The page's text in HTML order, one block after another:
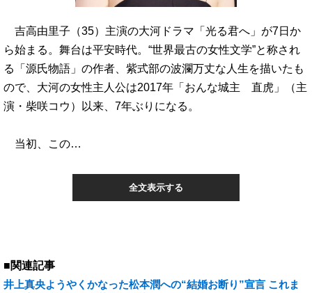
吉高由里子（35）主演の大河ドラマ「光る君へ」が7日か
ら始まる。舞台は平安時代。“世界最古の女性文学”と称され
る「源氏物語」の作者、紫式部の波瀾万丈な人生を描いたも
ので、大河の女性主人公は2017年「おんな城主 直虎」（主
演・柴咲コウ）以来、7年ぶりになる。
当初、この…
全文表示する
■関連記事
井上真央ようやくかなった松本潤への“結婚お断り”宣言 これま